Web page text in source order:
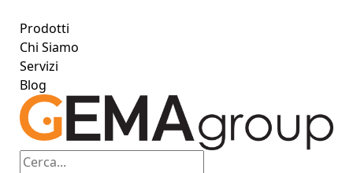
Prodotti
Chi Siamo
Servizi
Blog